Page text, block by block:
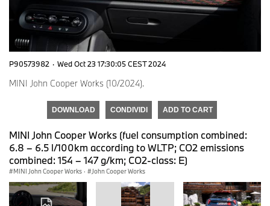
P90573982 · Wed Oct 23 17:30:05 CEST 2024
MINI John Cooper Works (10/2024).
DOWNLOAD CONDIVIDI ADD TO CART
MINI John Cooper Works (fuel consumption combined:
6.8 – 6.5 l/100km according to WLTP; CO2 emissions
combined: 154 – 147 g/km; CO2-class: E)
MINI John Cooper Works · John Cooper Works